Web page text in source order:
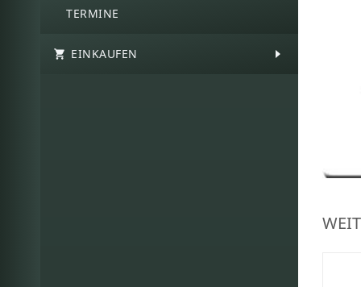
TERMINE
EINKAUFEN